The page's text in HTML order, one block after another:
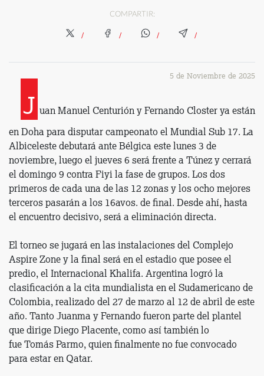
COMPARTIR:
5 de Noviembre de 2025
J uan Manuel Centurión y Fernando Closter ya están
en Doha para disputar campeonato el Mundial Sub 17. La
Albiceleste debutará ante Bélgica este lunes 3 de
noviembre, luego el jueves 6 será frente a Túnez y cerrará
el domingo 9 contra Fiyi la fase de grupos. Los dos
primeros de cada una de las 12 zonas y los ocho mejores
terceros pasarán a los 16avos. de final. Desde ahí, hasta
el encuentro decisivo, será a eliminación directa.
El torneo se jugará en las instalaciones del Complejo
Aspire Zone y la final será en el estadio que posee el
predio, el Internacional Khalifa. Argentina logró la
clasificación a la cita mundialista en el Sudamericano de
Colombia, realizado del 27 de marzo al 12 de abril de este
año. Tanto Juanma y Fernando fueron parte del plantel
que dirige Diego Placente, como así también lo
fue Tomás Parmo, quien finalmente no fue convocado
para estar en Qatar.